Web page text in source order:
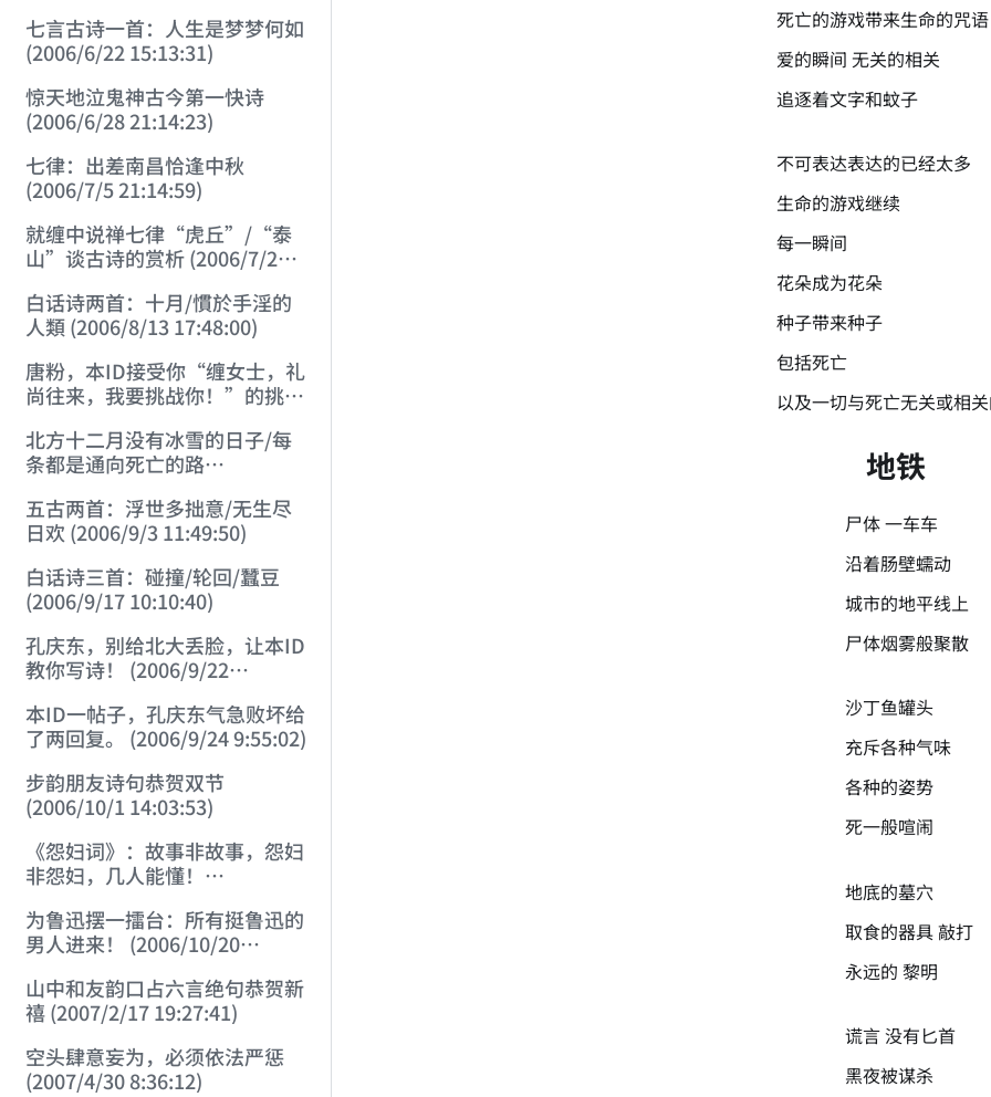
七言古诗一首：人生是梦梦何如
(2006/6/22 15:13:31)
惊天地泣鬼神古今第一快诗
(2006/6/28 21:14:23)
七律：出差南昌恰逢中秋
(2006/7/5 21:14:59)
就缠中说禅七律“虎丘”/“泰
山”谈古诗的赏析 (2006/7/27
白话诗两首：十月/慣於手淫的
人類 (2006/8/13 17:48:00)
唐粉，本ID接受你“缠女士，礼
尚往来，我要挑战你！”的挑战
北方十二月没有冰雪的日子/每
条都是通向死亡的路
五古两首：浮世多拙意/无生尽
日欢 (2006/9/3 11:49:50)
白话诗三首：碰撞/轮回/蠶豆
(2006/9/17 10:10:40)
孔庆东，别给北大丢脸，让本ID
教你写诗！ (2006/9/22
本ID一帖子，孔庆东气急败坏给
了两回复。 (2006/9/24 9:55:02)
步韵朋友诗句恭贺双节
(2006/10/1 14:03:53)
《怨妇词》：故事非故事，怨妇
非怨妇，几人能懂！
为鲁迅摆一擂台：所有挺鲁迅的
男人进来！ (2006/10/20
山中和友韵口占六言绝句恭贺新
禧 (2007/2/17 19:27:41)
空头肆意妄为，必须依法严惩
(2007/4/30 8:36:12)
死亡的游戏带来生命的咒语
爱的瞬间 无关的相关
追逐着文字和蚊子
不可表达表达的已经太多
生命的游戏继续
每一瞬间
花朵成为花朵
种子带来种子
包括死亡
以及一切与死亡无关或相
地铁
尸体 一车车
沿着肠壁蠕动
城市的地平线上
尸体烟雾般聚散
沙丁鱼罐头
充斥各种气味
各种的姿势
死一般喧闹
地底的墓穴
取食的器具 敲打
永远的 黎明
谎言 没有匕首
黑夜被谋杀